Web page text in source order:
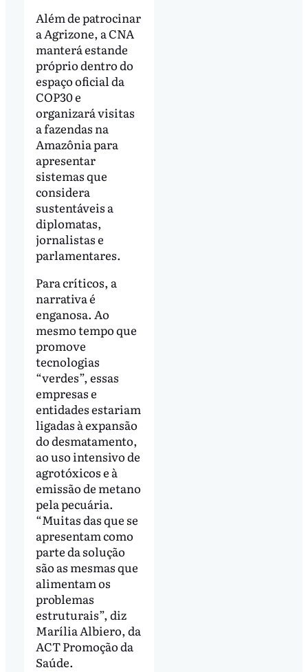
Além de patrocinar
a Agrizone, a CNA
manterá estande
próprio dentro do
espaço oficial da
COP30 e
organizará visitas
a fazendas na
Amazônia para
apresentar
sistemas que
considera
sustentáveis a
diplomatas,
jornalistas e
parlamentares.
Para críticos, a
narrativa é
enganosa. Ao
mesmo tempo que
promove
tecnologias
“verdes”, essas
empresas e
entidades estariam
ligadas à expansão
do desmatamento,
ao uso intensivo de
agrotóxicos e à
emissão de metano
pela pecuária.
“Muitas das que se
apresentam como
parte da solução
são as mesmas que
alimentam os
problemas
estruturais”, diz
Marília Albiero, da
ACT Promoção da
Saúde.